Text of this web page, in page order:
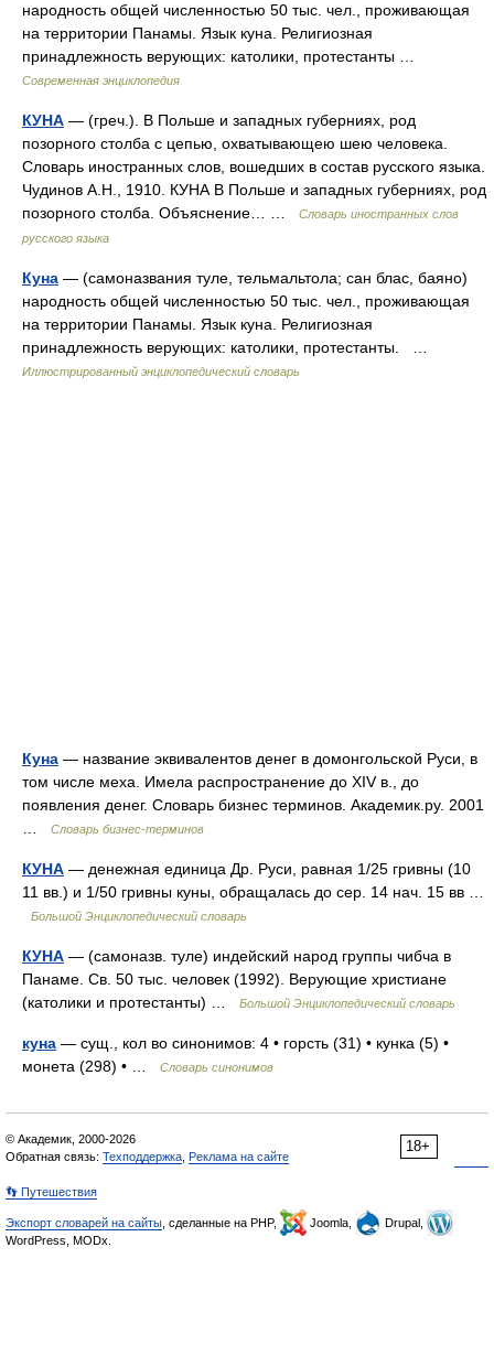
народность общей численностью 50 тыс. чел., проживающая
на территории Панамы. Язык куна. Религиозная
принадлежность верующих: католики, протестанты …
Современная энциклопедия
КУНА — (греч.). В Польше и западных губерниях, род
позорного столба с цепью, охватывающею шею человека.
Словарь иностранных слов, вошедших в состав русского языка.
Чудинов А.Н., 1910. КУНА В Польше и западных губерниях, род
позорного столба. Объяснение… …
Словарь иностранных слов
русского языка
Куна — (самоназвания туле, тельмальтола; сан блас, баяно)
народность общей численностью 50 тыс. чел., проживающая
на территории Панамы. Язык куна. Религиозная
принадлежность верующих: католики, протестанты. …
Иллюстрированный энциклопедический словарь
Куна — название эквивалентов денег в домонгольской Руси, в
том числе меха. Имела распространение до XIV в., до
появления денег. Словарь бизнес терминов. Академик.ру. 2001
Словарь бизнес-терминов
КУНА — денежная единица Др. Руси, равная 1/25 гривны (10
11 вв.) и 1/50 гривны куны, обращалась до сер. 14 нач. 15 вв …
Большой Энциклопедический словарь
КУНА — (самоназв. туле) индейский народ группы чибча в
Панаме. Св. 50 тыс. человек (1992). Верующие христиане
(католики и протестанты) …
Большой Энциклопедический словарь
куна — сущ., кол во синонимов: 4 • горсть (31) • кунка (5) •
монета (298) • …
Словарь синонимов
18+
© Академик, 2000-2026
Обратная связь: Техподдержка Реклама на сайте
👣 Путешествия
Экспорт словарей на сайты , сделанные на PHP, Joomla,
Drupal,
WordPress, MODx.